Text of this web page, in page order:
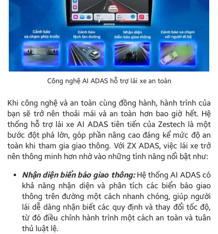
Công nghệ AI ADAS hỗ trợ lái xe an toàn
Khi công nghệ và an toàn cùng đồng hành, hành trình của
bạn sẽ trở nên thoải mái và an toàn hơn bao giờ hết. Hệ
thống hỗ trợ lái xe AI ADAS tiên tiến của Zestech là một
bước đột phá lớn, góp phần nâng cao đáng kể mức độ an
toàn khi tham gia giao thông. Với ZX ADAS, việc lái xe trở
nên thông minh hơn nhờ vào những tính năng nổi bật như:
Nhận diện biển báo giao thông:Hệ thống AI ADAS có
khả năng nhận diện và phân tích các biển báo giao
thông trên đường một cách nhanh chóng, giúp người
lái dễ dàng nhận biết các quy định và thay đổi tốc độ,
từ đó điều chỉnh hành trình một cách an toàn và tuân
thủ luật lệ.